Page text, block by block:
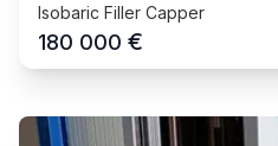
Isobaric Filler Capper
180 000 €